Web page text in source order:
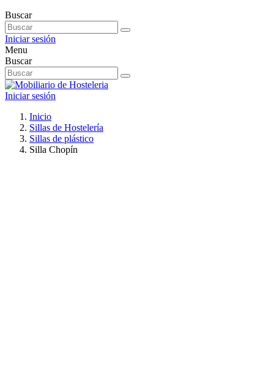
Buscar
Iniciar sesión
Menu
Buscar
Iniciar sesión
Inicio
Sillas de Hostelería
Sillas de plástico
Silla Chopín